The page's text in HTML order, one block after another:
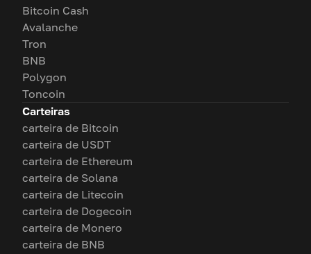
Bitcoin Cash
Avalanche
Tron
BNB
Polygon
Toncoin
Carteiras
carteira de Bitcoin
carteira de USDT
carteira de Ethereum
carteira de Solana
carteira de Litecoin
carteira de Dogecoin
carteira de Monero
carteira de BNB